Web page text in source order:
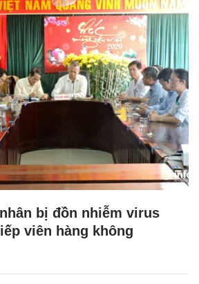
bị đồn nhiễm virus
viên hàng không